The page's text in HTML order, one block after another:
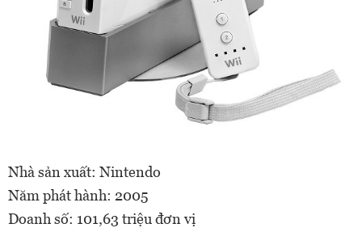
Nhà sản xuất: Nintendo
Năm phát hành: 2005
Doanh số: 101,63 triệu đơn vị